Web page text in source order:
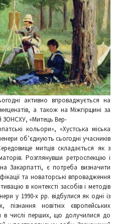
активно впроваджується на
а також на Міжгірщині за
ЗОНСХУ, «Митець Вер-
кольори», «Хустська міська
об’єднують сьогодні учасників
митців складається як з
Розглянувши ретроспекцію і
Закарпатті, є потреба визначити
та новаторські впровадження
в контексті засобів і методів
у 1990-х рр. відбулися як одні із
пізнання новітніх європейських
в числі перших, що долучилися до